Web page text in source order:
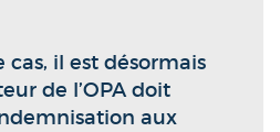
cas, il est désormais
de l’OPA doit
aux